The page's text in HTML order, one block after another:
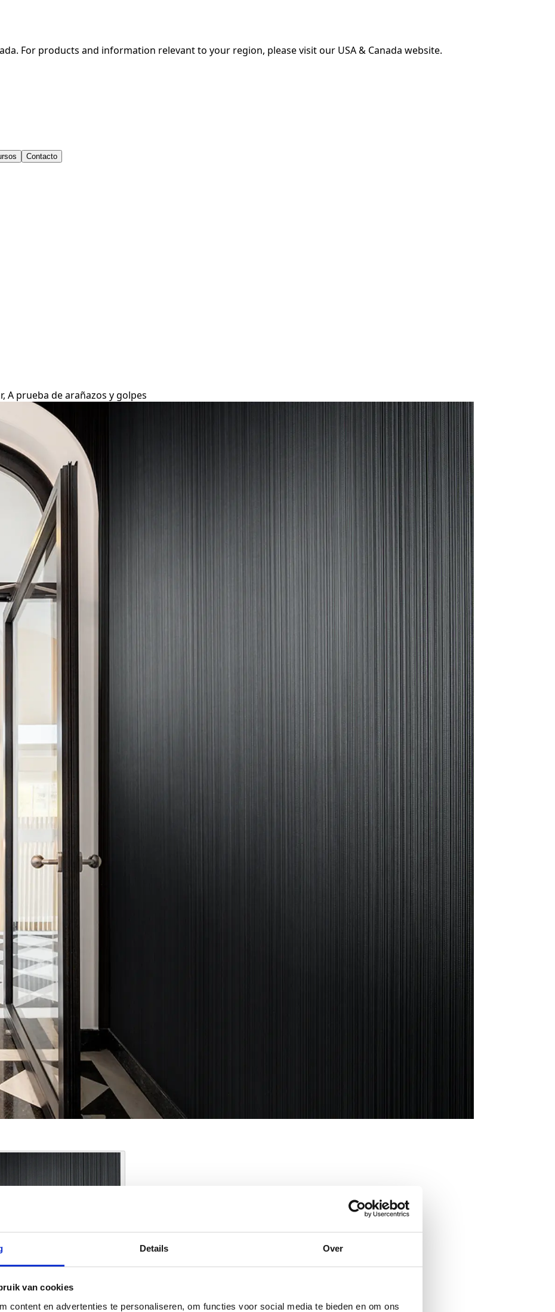
Details Over
van cookies
content en advertenties te personaliseren, om functies voor social media te bieden en om ons
For products and information relevant to your region, please visit our USA & Canada website.
Contacto
A prueba de arañazos y golpes